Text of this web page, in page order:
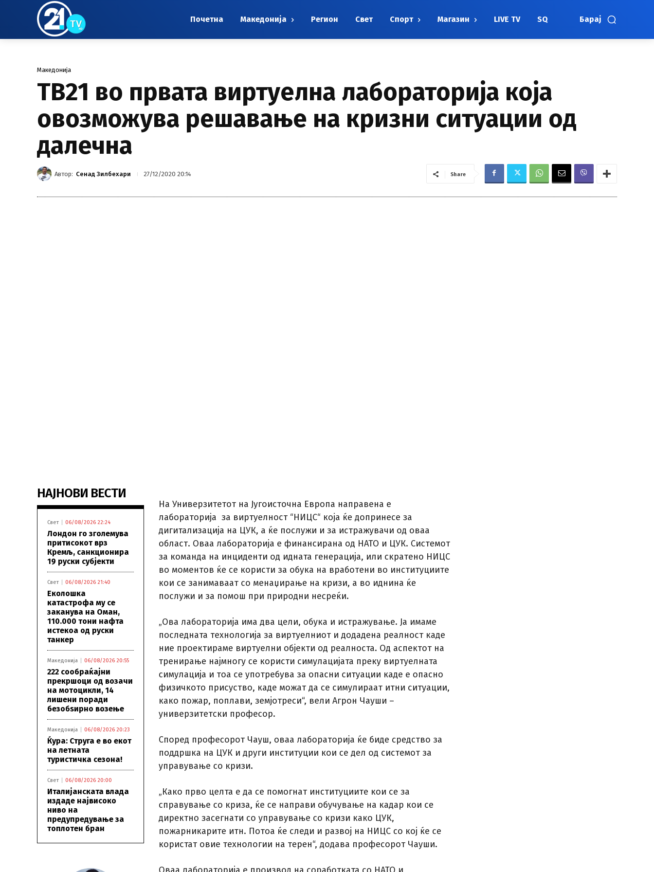
Барај
Почетна Македонија Регион Свет Спорт Магазин LIVE TV SQ
Македонија
ТВ21 во првата виртуелна лабораторија која
овозможува решавање на кризни ситуации од
далечна
Автор: Сенад Зилбехари 27/12/2020 20:14 Share
НАЈНОВИ ВЕСТИ
Свет 06/08/2026 22:24
Лондон го зголемува
притисокот врз
Кремљ, санкционира
19 руски субјекти
Свет 06/08/2026 21:40
Еколошка
катастрофа му се
заканува на Оман,
110.000 тони нафта
истекоа од руски
танкер
Македонија 06/08/2026 20:55
222 сообраќајни
прекршоци од возачи
на мотоцикли, 14
лишени поради
безобѕирно возење
Македонија 06/08/2026 20:23
Ќура: Струга е во екот
на летната
туристичка сезона!
Свет 06/08/2026 20:00
Италијанската влада
издаде највисоко
ниво на
предупредување за
топлотен бран
На Универзитетот на Југоисточна Европа направена е
лабораторија за виртуелност “НИЦС“ која ќе допринесе за
дигитализација на ЦУК, а ќе послужи и за истражувачи од оваа
област. Оваа лабораторија е финансирана од НАТО и ЦУК. Системот
за команда на инциденти од идната генерација, или скратено НИЦС
во моментов ќе се користи за обука на вработени во институциите
кои се занимаваат со менаџирање на кризи, а во иднина ќе
послужи и за помош при природни несреќи.
„Ова лабораторија има два цели, обука и истражување. Ја имаме
последната технологија за виртуелниот и додадена реалност каде
ние проектираме виртуелни објекти од реалноста. Од аспектот на
тренирање најмногу се користи симулацијата преку виртуелната
симулација и тоа се употребува за опасни ситуации каде е опасно
физичкото присуство, каде можат да се симулираат итни ситуации,
како пожар, поплави, земјотреси“, вели Агрон Чауши –
универзитетски професор.
Според професорот Чауш, оваа лабораторија ќе биде средство за
поддршка на ЦУК и други институции кои се дел од системот за
управување со кризи.
„Како прво целта е да се помогнат институциите кои се за
справување со криза, ќе се направи обучување на кадар кои се
директно засегнати со управување со кризи како ЦУК,
пожарникарите итн. Потоа ќе следи и развој на НИЦС со кој ќе се
користат овие технологии на терен“, додава професорот Чауши.